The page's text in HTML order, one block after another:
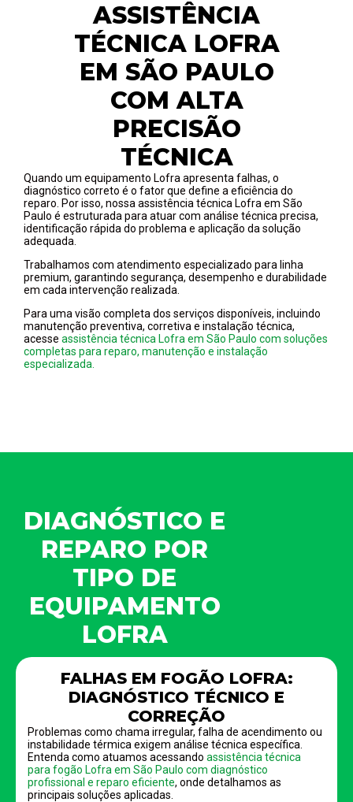
ASSISTÊNCIA
TÉCNICA LOFRA
EM SÃO PAULO
COM ALTA
PRECISÃO
TÉCNICA
Quando um equipamento Lofra apresenta falhas, o
diagnóstico correto é o fator que define a eficiência do
reparo. Por isso, nossa assistência técnica Lofra em São
Paulo é estruturada para atuar com análise técnica precisa,
identificação rápida do problema e aplicação da solução
adequada.
Trabalhamos com atendimento especializado para linha
premium, garantindo segurança, desempenho e durabilidade
em cada intervenção realizada.
Para uma visão completa dos serviços disponíveis, incluindo
manutenção preventiva, corretiva e instalação técnica,
acesse assistência técnica Lofra em São Paulo com soluções
completas para reparo, manutenção e instalação
especializada.
DIAGNÓSTICO E
REPARO POR
TIPO DE
EQUIPAMENTO
LOFRA
FALHAS EM FOGÃO LOFRA:
DIAGNÓSTICO TÉCNICO E
CORREÇÃO
Problemas como chama irregular, falha de acendimento ou
instabilidade térmica exigem análise técnica específica.
Entenda como atuamos acessando assistência técnica
para fogão Lofra em São Paulo com diagnóstico
profissional e reparo eficiente, onde detalhamos as
principais soluções aplicadas.